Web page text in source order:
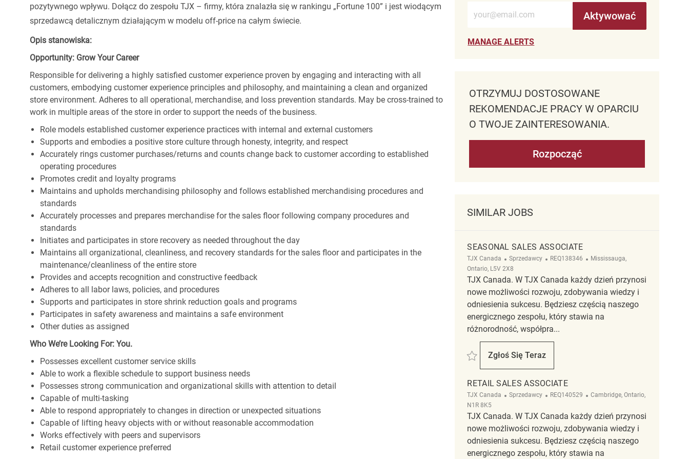
pozytywnego wpływu. Dołącz do zespołu TJX – firmy, która znalazła się w rankingu „Fortune 100” i jest wiodącym
sprzedawcą detalicznym działającym w modelu off-price na całym świecie.
Opis stanowiska:
Opportunity: Grow Your Career
Responsible for delivering a highly satisfied customer experience proven by engaging and interacting with all
customers, embodying customer experience principles and philosophy, and maintaining a clean and organized
store environment. Adheres to all operational, merchandise, and loss prevention standards. May be cross-trained to
work in multiple areas of the store in order to support the needs of the business.
Role models established customer experience practices with internal and external customers
Supports and embodies a positive store culture through honesty, integrity, and respect
Accurately rings customer purchases/returns and counts change back to customer according to established
operating procedures
Promotes credit and loyalty programs
Maintains and upholds merchandising philosophy and follows established merchandising procedures and
standards
Accurately processes and prepares merchandise for the sales floor following company procedures and
standards
Initiates and participates in store recovery as needed throughout the day
Maintains all organizational, cleanliness, and recovery standards for the sales floor and participates in the
maintenance/cleanliness of the entire store
Provides and accepts recognition and constructive feedback
Adheres to all labor laws, policies, and procedures
Supports and participates in store shrink reduction goals and programs
Participates in safety awareness and maintains a safe environment
Other duties as assigned
Who We’re Looking For: You.
Possesses excellent customer service skills
Able to work a flexible schedule to support business needs
Possesses strong communication and organizational skills with attention to detail
Capable of multi-tasking
Able to respond appropriately to changes in direction or unexpected situations
Capable of lifting heavy objects with or without reasonable accommodation
Works effectively with peers and supervisors
Retail customer experience preferred
Wprowadź adres e-mail (wymagane)
Aktywować
MANAGE ALERTS
OTRZYMUJ DOSTOSOWANE
REKOMENDACJE PRACY W OPARCIU
O TWOJE ZAINTERESOWANIA.
Rozpocząć
SIMILAR JOBS
SEASONAL SALES ASSOCIATE
TJX Canada Kategoria
Sprzedawcy ReqId
REQ138346 Lokalizacja
Mississauga,
Ontario, L5V 2X8
TJX Canada. W TJX Canada każdy dzień przynosi
nowe możliwości rozwoju, zdobywania wiedzy i
odniesienia sukcesu. Będziesz częścią naszego
energicznego zespołu, który stawia na
różnorodność, współpra...
Zapisać Seasonal Sales Associate REQ138346
Zgłoś Się Teraz
Seasonal Sales Associate
RETAIL SALES ASSOCIATE
TJX Canada Kategoria
Sprzedawcy ReqId
REQ140529 Lokalizacja
Cambridge, Ontario,
N1R 8K5
TJX Canada. W TJX Canada każdy dzień przynosi
nowe możliwości rozwoju, zdobywania wiedzy i
odniesienia sukcesu. Będziesz częścią naszego
energicznego zespołu, który stawia na